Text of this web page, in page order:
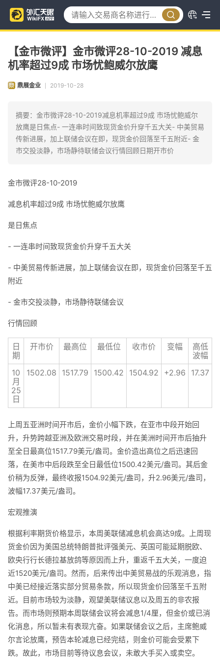
【金市微评】金市微评28-10-2019 减息
机率超过9成 市场忧鲍威尔放鹰
鼎展金业 2019-10-28
摘要：金市微评28-10-2019减息机率超过9成 市场忧鲍威尔
放鹰是日焦点- 一连串时间致现货金价升穿千五大关- 中美贸易
传新进展，加上联储会议在即，现货金价回落至千五附近- 金
市交投淡静，市场静待联储会议行情回顾日期开市价
金市微评28-10-2019
减息机率超过9成 市场忧鲍威尔放鹰
是日焦点
- 一连串时间致现货金价升穿千五大关
- 中美贸易传新进展，加上联储会议在即，现货金价回落至千五
附近
- 金市交投淡静，市场静待联储会议
行情回顾
日
期
开市价 最高位 最低位 收市价 变幅
高低
波幅
10
月
25
日
1502.08 1517.79 1500.42 1504.92 +2.96 17.37
上周五亚洲时间开市后，金价小幅下跌，在亚市中段开始回
升，升势跨越亚洲及欧洲交易时段，并在美洲时间开市后抽升
至全日最高位1517.79美元/盎司。金价造出高位之后迅速回
落，在美市中后段跌至全日最低位1500.42美元/盎司。其后金
价稍为反弹，最终收报1504.92美元/盎司，升2.96美元/盎司，
波幅17.37美元/盎司。
宏观推演
根据利率期货价格显示，本周美联储减息机会高达9成。上周现
货金价因为美国总统特朗普批评强美元、英国可能延期脱欧、
欧央行行长德拉基放鸽等原因而上升，重返千五大关，一度迫
近1520美元/盎司。然而，后来传出中美贸易战的乐观消息，指
中美已经接近落实部分贸易条款，所以现货金价回落至千五附
近。目前市场较为淡静，观望美联储议息以及周五的非农报
告。而市场则预期本周联储会议将会减息1/4厘，但金价或已消
化消息，所以暂未有表现亢奋。如果联储会议之后，主席鲍威
尔言论放鹰，预告本轮减息已经完结，则金价可能会受累下
跌。故此，市场目前等待议息会议，未敢大手买入或卖空。